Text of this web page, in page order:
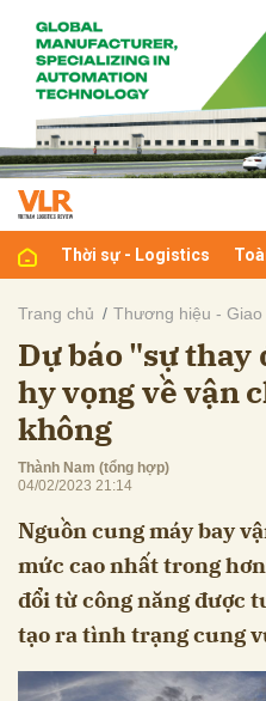
Thời sự - Logistics
Trang chủ Thương hiệu -
Dự báo "sự
hy vọng về vận
không
Thành Nam (tổng hợp)
04/02/2023 21:14
Nguồn cung máy bay
mức cao nhất trong
đổi từ công năng được
tạo ra tình trạng cung
luận